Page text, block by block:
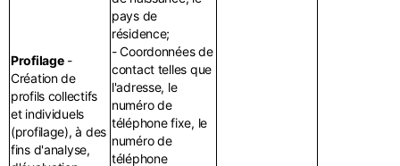
Profilage-
Création de
profils collectifs
et individuels
(profilage), à des
fins d'analyse,
pays de
résidence;
- Coordonnées de
contact telles que
l'adresse, le
numéro de
téléphone fixe, le
numéro de
téléphone